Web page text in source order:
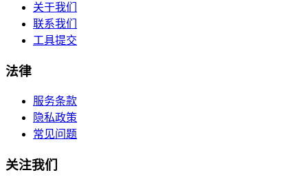
关于我们
联系我们
工具提交
法律
服务条款
隐私政策
常见问题
关注我们